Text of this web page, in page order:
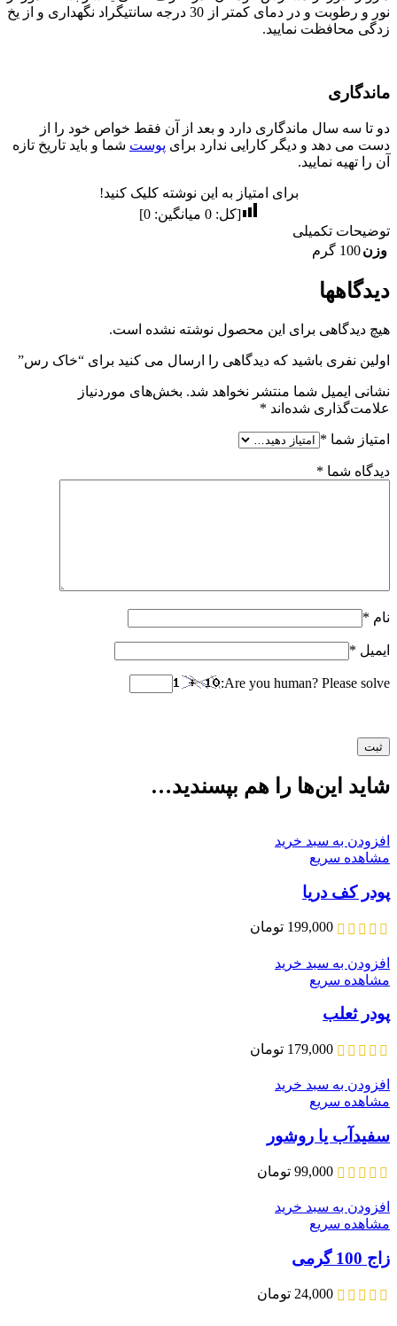
نور و رطوبت و در دمای کمتر از 30 درجه سانتیگراد نگهداری و از یخ
زدگی محافظت نمایید.
ماندگاری
دو تا سه سال ماندگاری دارد و بعد از آن فقط خواص خود را از
دست می دهد و دیگر کارایی ندارد برای پوست شما و باید تاریخ تازه
آن را تهیه نمایید.
برای امتیاز به این نوشته کلیک کنید!
[کل:0 میانگین:0
]
توضیحات تکمیلی
وزن100 گرم
دیدگاهها
هیچ دیدگاهی برای این محصول نوشته نشده است.
اولین نفری باشید که دیدگاهی را ارسال می کنید برای “خاک رس”
نشانی ایمیل شما منتشر نخواهد شد. بخش‌های موردنیاز
علامت‌گذاری شده‌اند *
امتیاز شما *
دیدگاه شما *
نام *
ایمیل *
Are you human? Please solve:
شاید این‌ها را هم بپسندید…
افزودن به سبد خرید
مشاهده سریع
پودر کف دریا
199,000 تومان
افزودن به سبد خرید
مشاهده سریع
پودر ثعلب
179,000 تومان
افزودن به سبد خرید
مشاهده سریع
سفیدآب یا روشور
99,000 تومان
افزودن به سبد خرید
مشاهده سریع
زاج 100 گرمی
24,000 تومان